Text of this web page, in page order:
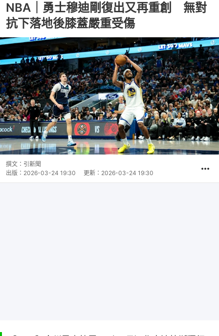
NBA｜勇士穆迪剛復出又再重創 無對
抗下落地後膝蓋嚴重受傷
撰文： 引新聞
出版： 2026-03-24 19:30 更新： 2026-03-24 19:30